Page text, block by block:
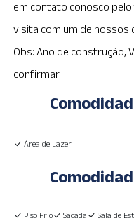
em contato conosco pelo
visita com um de nossos
Obs: Ano de construção,
confirmar.
Área de Lazer
Piso Frio Sacada Sala de